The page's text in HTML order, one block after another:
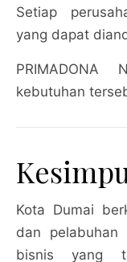
Setiap
yang dapat
kebutuhan
Kota Dumai
dan pelabuhan
bisnis yang